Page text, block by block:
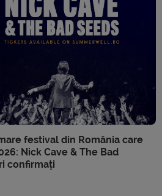
festival din România care
Nick Cave & The Bad
confirmați